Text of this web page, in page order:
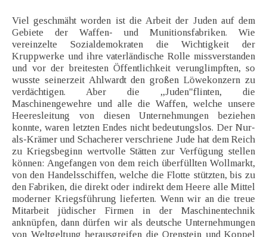
Viel geschmäht worden ist die Arbeit der Juden auf dem
Gebiete der Waffen- und Munitionsfabriken. Wie
vereinzelte Sozialdemokraten die Wichtigkeit der
Kruppwerke und ihre vaterländische Rolle missverstanden
und vor der breitesten Öffentlichkeit verunglimpften, so
wusste seinerzeit Ahlwardt den großen Löwekonzern zu
verdächtigen. Aber die „Juden"flinten, die
Maschinengewehre und alle die Waffen, welche unsere
Heeresleitung von diesen Unternehmungen beziehen
konnte, waren letzten Endes nicht bedeutungslos. Der Nur-
als-Krämer und Schacherer verschriene Jude hat dem Reich
zu Kriegsbeginn wertvolle Stätten zur Verfügung stellen
können: Angefangen von dem reich überfüllten Wollmarkt,
von den Handelsschiffen, welche die Flotte stützten, bis zu
den Fabriken, die direkt oder indirekt dem Heere alle Mittel
moderner Kriegsführung lieferten. Wenn wir an die treue
Mitarbeit jüdischer Firmen in der Maschinentechnik
anknüpfen, dann dürfen wir als deutsche Unternehmungen
von Weltgeltung herausgreifen die Orenstein und Koppel